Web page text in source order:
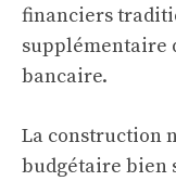
financiers
supplémentaire
bancaire.
La construction
budgétaire bien